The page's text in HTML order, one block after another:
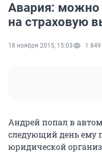
Авария: можно
на страховую
18 ноября 2015, 15:03 1 849
Андрей попал в
следующий день ему
юридической